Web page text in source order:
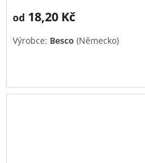
od 18,20 Kč
Výrobce: Besco (Německo)